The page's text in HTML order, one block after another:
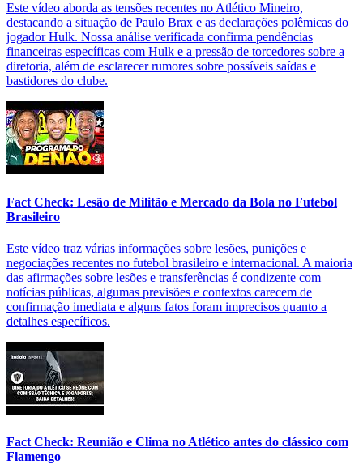
Este vídeo aborda as tensões recentes no Atlético Mineiro,
destacando a situação de Paulo Brax e as declarações polêmicas do
jogador Hulk. Nossa análise verificada confirma pendências
financeiras específicas com Hulk e a pressão de torcedores sobre a
diretoria, além de esclarecer rumores sobre possíveis saídas e
bastidores do clube.
Fact Check: Lesão de Militão e Mercado da Bola no Futebol
Brasileiro
Este vídeo traz várias informações sobre lesões, punições e
negociações recentes no futebol brasileiro e internacional. A maioria
das afirmações sobre lesões e transferências é condizente com
notícias públicas, algumas previsões e contextos carecem de
confirmação imediata e alguns fatos foram imprecisos quanto a
detalhes específicos.
Fact Check: Reunião e Clima no Atlético antes do clássico com
Flamengo